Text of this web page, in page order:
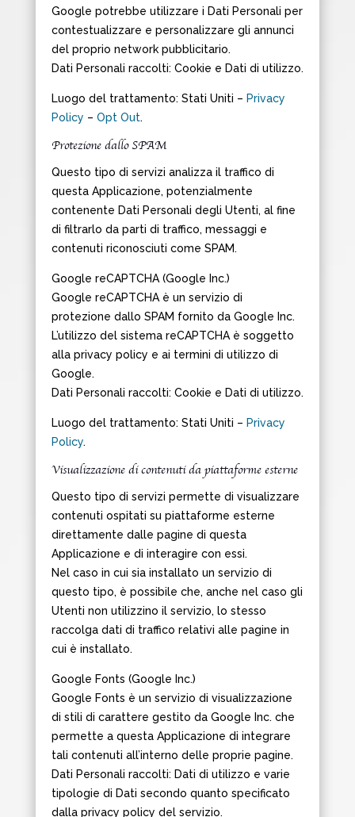
Google potrebbe utilizzare i Dati Personali per
contestualizzare e personalizzare gli annunci
del proprio network pubblicitario.
Dati Personali raccolti: Cookie e Dati di utilizzo.
Luogo del trattamento: Stati Uniti – Privacy
Policy – Opt Out.
Protezione dallo SPAM
Questo tipo di servizi analizza il traffico di
questa Applicazione, potenzialmente
contenente Dati Personali degli Utenti, al fine
di filtrarlo da parti di traffico, messaggi e
contenuti riconosciuti come SPAM.
Google reCAPTCHA (Google Inc.)
Google reCAPTCHA è un servizio di
protezione dallo SPAM fornito da Google Inc.
L’utilizzo del sistema reCAPTCHA è soggetto
alla privacy policy e ai termini di utilizzo di
Google.
Dati Personali raccolti: Cookie e Dati di utilizzo.
Luogo del trattamento: Stati Uniti – Privacy
Policy.
Visualizzazione di contenuti da piattaforme esterne
Questo tipo di servizi permette di visualizzare
contenuti ospitati su piattaforme esterne
direttamente dalle pagine di questa
Applicazione e di interagire con essi.
Nel caso in cui sia installato un servizio di
questo tipo, è possibile che, anche nel caso gli
Utenti non utilizzino il servizio, lo stesso
raccolga dati di traffico relativi alle pagine in
cui è installato.
Google Fonts (Google Inc.)
Google Fonts è un servizio di visualizzazione
di stili di carattere gestito da Google Inc. che
permette a questa Applicazione di integrare
tali contenuti all’interno delle proprie pagine.
Dati Personali raccolti: Dati di utilizzo e varie
tipologie di Dati secondo quanto specificato
dalla privacy policy del servizio.